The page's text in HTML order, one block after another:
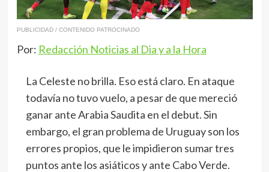
PUBLICIDAD / CONTENIDO PATROCINADO
Por: Redacción Noticias al Dia y a la Hora
La Celeste no brilla. Eso está claro. En ataque
todavía no tuvo vuelo, a pesar de que mereció
ganar ante Arabia Saudita en el debut. Sin
embargo, el gran problema de Uruguay son los
errores propios, que le impidieron sumar tres
puntos ante los asiáticos y ante Cabo Verde.